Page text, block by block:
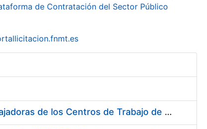
de Contratación del Sector Público
Suministro de Protectores Auditivos a medida para las personas trabajadoras de los Centros de Trabajo de Madrid y Burgos